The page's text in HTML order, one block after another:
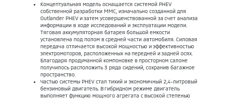
Концептуальная модель оснащается системой PHEV
собственной разработки MMC, изначально созданной для
Outlander PHEV и затем усовершенствованной за счет анализа
информации в ходе исследований и эксплуатации модели.
Тяговая аккумуляторная батарея большой емкости
установлена под полом в средней части автомобиля. Силовая
передача отличается высокой мощностью и эффективностью
электромоторов, расположенных на передней и задней осях.
Благодаря продуманной компоновке в просторном салоне
получилось расположить 3 ряда сидений, сохранив багажное
пространство.
Частью системы PHEV стал тихий и экономичный 2,4-литровый
бензиновый двигатель. В гибридном режиме двигатель
выполняет функцию мощного агрегата с высокой степенью